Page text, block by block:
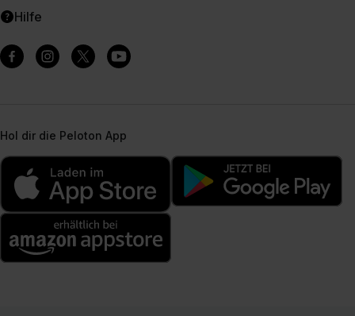
Hilfe
Hol dir die Peloton App